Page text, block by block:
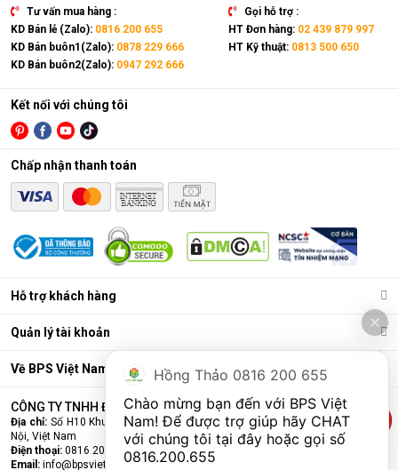
ẩm
Daikin
Dưới
Màng lọc thô, Tafu
- Hepa, màng lọc
Twin Streamer
Daikin JPF12AV2
dưới
19m2
ẩm
dưới
Màng lọc thô,
Hepa tĩnh điện
ẩm
A
Daikin
MCK55TVM6
Dưới
41m2
Màng lọc thô,
Hepa tĩnh điện,
màng lọc khử mùi,
có tạo ẩm
Bỏ mẫu
Tư vấn mua hàng :
KD Bán lẻ (Zalo): 0816 200 655
KD Bán buôn1(Zalo): 0878 229 666
KD Bán buôn2(Zalo): 0947 292 666
Gọi hỗ trợ :
HT Đơn hàng: 02 439 879 997
HT Kỹ thuật: 0813 500 650
Hỗ trợ khách hàng
Quản lý tài khoản
Về BPS Việt Nam
Kết nối với chúng tôi
Chấp nhận thanh toán
CÔNG TY TNHH ĐẦU TƯ VÀ THƯƠNG MẠI BPS VIỆT NAM
Địa chỉ: Số H10 Khu đấu giá Ngô Thì Nhậm, Phường Hà Đông, Thành phố Hà
Nội, Việt Nam
Điện thoại: 0816 200 655
Email: info@bpsvietnam.vn
Hồng Thảo 0816 200 655
Chào mừng bạn đến với BPS Việt
Nam! Để được trợ giúp hãy CHAT
0816.200.655